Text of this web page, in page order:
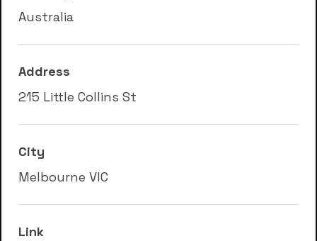
Australia
Address
215 Little Collins St
City
Melbourne VIC
Link